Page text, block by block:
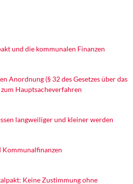
und die kommunalen Finanzen
Anordnung (§ 32 des Gesetzes über das
Hauptsacheverfahren
langweiliger und kleiner werden
Keine Zustimmung ohne